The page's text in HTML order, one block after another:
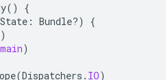
()
{
: Bundle?)
{
)
)
(Dispatchers . IO)